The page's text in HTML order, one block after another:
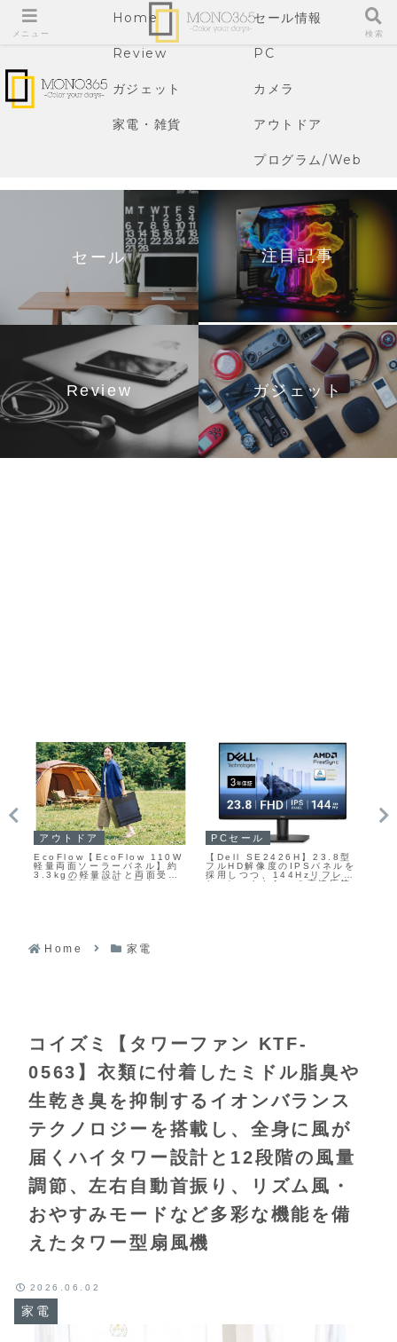
Home セール情報
Review PC
ガジェット カメラ
家電・雑貨 アウトドア
プログラム/Web
セール 注目記事
Review ガジェット
アウトドア
EcoFlow【EcoFlow 110W
軽量両面ソーラーパネル】約
3.3kgの軽量設計と両面受光
による高効率発電を両立した
PCセール
【Dell SE2426H】23.8型
フルHD解像度のIPSパネルを
採用しつつ、144Hzリフレッ
シュレートと1msの高速応答
Home 家電
コイズミ【タワーファン KTF-
0563】衣類に付着したミドル脂臭や
生乾き臭を抑制するイオンバランス
テクノロジーを搭載し、全身に風が
届くハイタワー設計と12段階の風量
調節、左右自動首振り、リズム風・
おやすみモードなど多彩な機能を備
えたタワー型扇風機
家電
2026.06.02
メニュー 検索